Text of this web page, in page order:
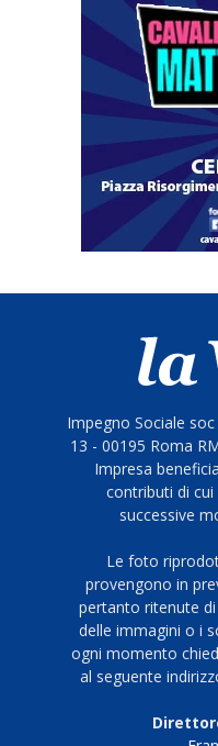
Impegno Sociale
13 - 00195 Roma
Impresa
contributi di cui
successive
Le foto
provengono in
pertanto ritenute
delle immagini o i
ogni momento
al seguente